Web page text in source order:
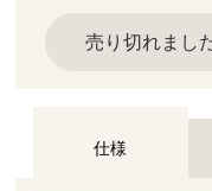
売り切れまし
仕様